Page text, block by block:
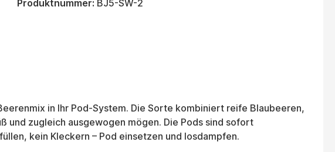
Produktnummer: BJ5-SW-2
in Ihr Pod-System. Die Sorte kombiniert reife Blaubeeren,
zugleich ausgewogen mögen. Die Pods sind sofort
kein Kleckern – Pod einsetzen und losdampfen.